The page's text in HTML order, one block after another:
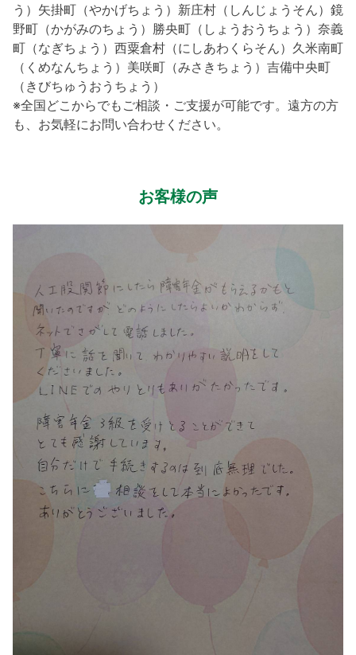
う）矢掛町（やかげちょう）新庄村（しんじょうそん）鏡
野町（かがみのちょう）勝央町（しょうおうちょう）奈義
町（なぎちょう）西粟倉村（にしあわくらそん）久米南町
（くめなんちょう）美咲町（みさきちょう）吉備中央町
（きびちゅうおうちょう）
※全国どこからでもご相談・ご支援が可能です。遠方の方
も、お気軽にお問い合わせください。
お客様の声